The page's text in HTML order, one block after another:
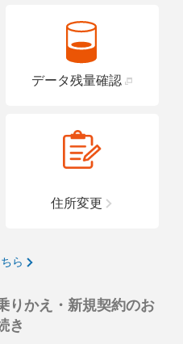
データ残量確認
住所変更
ら
りかえ・新規契約のお
き